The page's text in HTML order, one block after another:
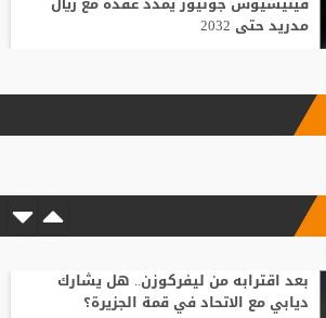
مدريد حتى 2032
الاتحاد يودع فابينيو برسالة مؤثرة
رودري يحسم قراره ويختار وجهته المقبلة
بعد اقترابه من ليفركوزن.. هل يشارك
ديابي مع الاتحاد في قمة الجزيرة؟